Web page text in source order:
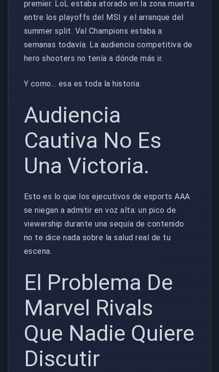
premier. LoL estaba atorado en la zona muerta
entre los playoffs del MSI y el arranque del
summer split. Val Champions estaba a
semanas todavía. La audiencia competitiva de
hero shooters no tenía a dónde más ir.
Y como... esa es toda la historia.
Audiencia
Cautiva No Es
Una Victoria.
Esto es lo que los ejecutivos de esports AAA
se niegan a admitir en voz alta: un pico de
viewership durante una sequía de contenido
no te dice nada sobre la salud real de tu
escena.
El Problema De
Marvel Rivals
Que Nadie Quiere
Discutir